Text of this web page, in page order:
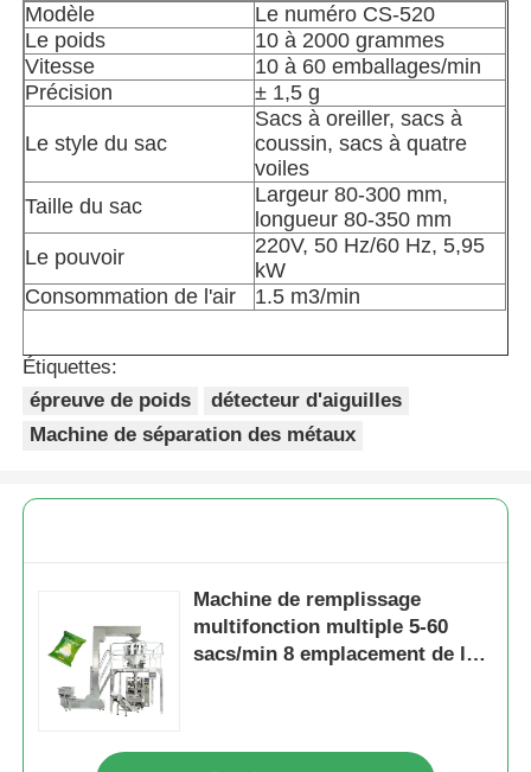
Autre appareil
Services de transformation des emballages
Ligne de production spécialisée
Modèle
Le numéro CS-520
Le poids
10 à 2000 grammes
Vitesse
10 à 60 emballages/min
Précision
± 1,5 g
Le style du sac
Sacs à oreiller, sacs à
coussin, sacs à quatre
voiles
Taille du sac
Largeur 80-300 mm,
longueur 80-350 mm
Le pouvoir
220V, 50 Hz/60 Hz, 5,95
kW
Consommation de l'air
1.5 m3/min
Étiquettes:
épreuve de poids
détecteur d'aiguilles
Machine de séparation des métaux
Machine de remplissage
multifonction multiple 5-60
sacs/min 8 emplacement de la